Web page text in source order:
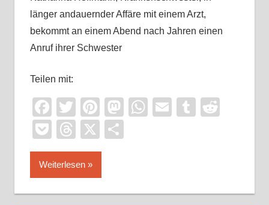
länger andauernder Affäre mit einem Arzt,
bekommt an einem Abend nach Jahren einen
Anruf ihrer Schwester
Teilen mit:
Facebook
TwitterPinterest
Mastodon
WhatsApp
EmailTumblr
PocketThreads
X
Weiterlesen